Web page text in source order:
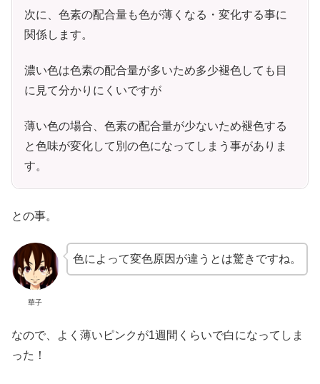
次に、色素の配合量も色が薄くなる・変化する事に
関係します。
濃い色は色素の配合量が多いため多少褪色しても目
に見て分かりにくいですが
薄い色の場合、色素の配合量が少ないため褪色する
と色味が変化して別の色になってしまう事がありま
す。
との事。
華子
色によって変色原因が違うとは驚きですね。
なので、よく薄いピンクが1週間くらいで白になってしま
った！